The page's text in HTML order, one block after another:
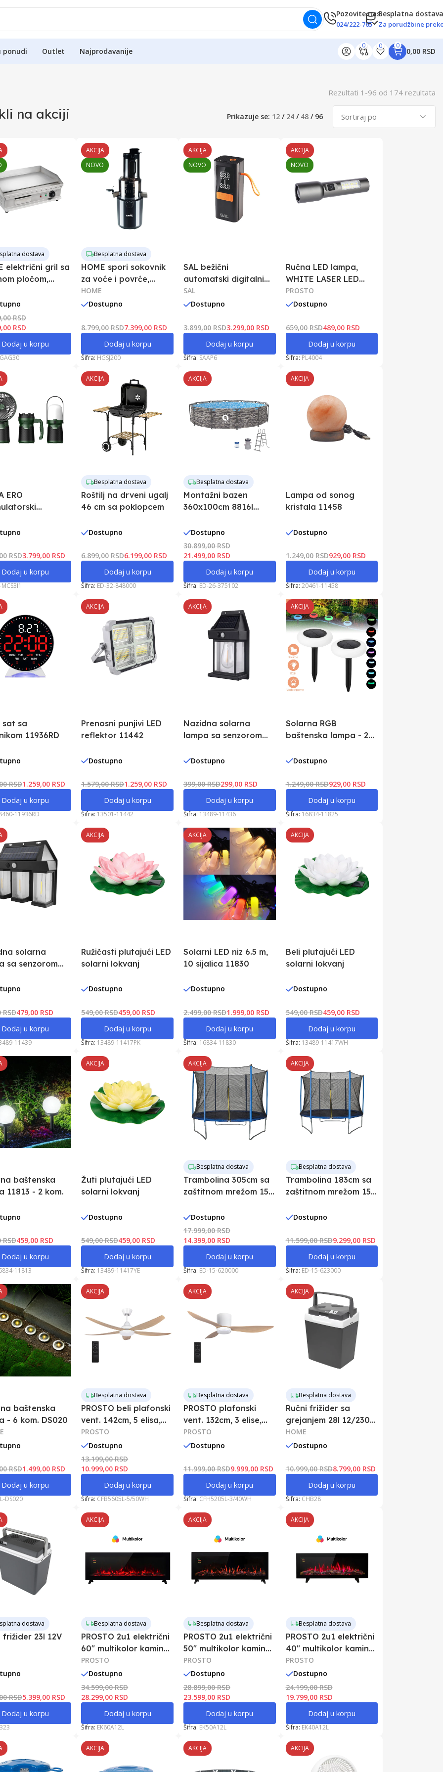
Pozovite nas
024/222-765
Besplatna
Za porudžbine
ponudi Outlet Najprodavanije
0 0 0
0,00 RSD
Rezultati 1 -96 od 174 rezultata
na akciji Prikazuje se: 12 / 24 / 48 / 96
dostava
električni gril sa
pločom,
53.8x29.7 cm
RSD
RSD
Dodaj u korpu
AKCIJA
NOVO
Besplatna dostava
HOME spori sokovnik
za voće i povrće,
200W, 800 ml
HOME
Dostupno
8.799,00 RSD7.399,00 RSD
Dodaj u korpu
Šifra: HGSJ200
AKCIJA
NOVO
SAL bežični
automatski digitalni
kompresor 3u1 sa LED
lampom, 150 PSI
SAL
Dostupno
3.899,00 RSD3.299,00 RSD
Dodaj u korpu
Šifra: SAAP6
AKCIJA
NOVO
Ručna LED lampa,
WHITE LASER LED
1200mAh
PROSTO
Dostupno
659,00 RSD489,00 RSD
Dodaj u korpu
Šifra: PL4004
ERO
set,
RSD3.799,00 RSD
Dodaj u korpu
MCS3I1
AKCIJA
Besplatna dostava
Roštilj na drveni ugalj
46 cm sa poklopcem
Dostupno
6.899,00 RSD6.199,00 RSD
Dodaj u korpu
Šifra: ED-32-848000
AKCIJA
Besplatna dostava
Montažni bazen
360x100cm 8816l
Dostupno
30.899,00 RSD
21.499,00 RSD
Dodaj u korpu
Šifra: ED-26-375102
AKCIJA
Lampa od sonog
kristala 11458
Dostupno
1.249,00 RSD929,00 RSD
Dodaj u korpu
Šifra: 20461-11458
sat sa
11936RD
RSD1.259,00 RSD
Dodaj u korpu
11936RD
AKCIJA
Prenosni punjivi LED
reflektor 11442
Dostupno
1.579,00 RSD1.259,00 RSD
Dodaj u korpu
Šifra: 13501-11442
AKCIJA
Nazidna solarna
lampa sa senzorom
Dostupno
399,00 RSD299,00 RSD
Dodaj u korpu
Šifra: 13489-11436
AKCIJA
Solarna RGB
baštenska lampa - 2
Dostupno
1.249,00 RSD929,00 RSD
Dodaj u korpu
Šifra: 16834-11825
solarna
sa senzorom
479,00 RSD
Dodaj u korpu
11439
AKCIJA
Ružičasti plutajući LED
solarni lokvanj
Dostupno
549,00 RSD459,00 RSD
Dodaj u korpu
Šifra: 13489-11417PK
AKCIJA
Solarni LED niz 6.5 m,
10 sijalica 11830
Dostupno
2.499,00 RSD1.999,00 RSD
Dodaj u korpu
Šifra: 16834-11830
AKCIJA
Beli plutajući LED
solarni lokvanj
Dostupno
549,00 RSD459,00 RSD
Dodaj u korpu
Šifra: 13489-11417WH
baštenska
11813 - 2 kom.
459,00 RSD
Dodaj u korpu
11813
AKCIJA
Žuti plutajući LED
solarni lokvanj
Dostupno
549,00 RSD459,00 RSD
Dodaj u korpu
Šifra: 13489-11417YE
AKCIJA
Besplatna dostava
Trambolina 305cm sa
zaštitnom mrežom 15-
Dostupno
17.999,00 RSD
14.399,00 RSD
Dodaj u korpu
Šifra: ED-15-620000
AKCIJA
Besplatna dostava
Trambolina 183cm sa
zaštitnom mrežom 15-
Dostupno
11.599,00 RSD9.299,00 RSD
Dodaj u korpu
Šifra: ED-15-623000
baštenska
- 6 kom. DS020
RSD1.499,00 RSD
Dodaj u korpu
DS020
AKCIJA
Besplatna dostava
PROSTO beli plafonski
vent. 142cm, 5 elisa,
LED
PROSTO
Dostupno
13.199,00 RSD
10.999,00 RSD
Dodaj u korpu
Šifra: CFB5605L-5/50WH
AKCIJA
Besplatna dostava
PROSTO plafonski
vent. 132cm, 3 elise,
LED svetlo
PROSTO
Dostupno
11.999,00 RSD9.999,00 RSD
Dodaj u korpu
Šifra: CFH5205L-3/40WH
AKCIJA
Besplatna dostava
Ručni frižider sa
grejanjem 28l 12/230V
48-60W
HOME
Dostupno
10.999,00 RSD8.799,00 RSD
Dodaj u korpu
Šifra: CHB28
dostava
frižider 23l 12V
RSD5.399,00 RSD
Dodaj u korpu
AKCIJA
Besplatna dostava
PROSTO 2u1 električni
60" multikolor kamin
2000W
PROSTO
Dostupno
34.599,00 RSD
28.299,00 RSD
Dodaj u korpu
Šifra: EK60A12L
AKCIJA
Besplatna dostava
PROSTO 2u1 električni
50" multikolor kamin
2000W
PROSTO
Dostupno
28.899,00 RSD
23.599,00 RSD
Dodaj u korpu
Šifra: EK50A12L
AKCIJA
Besplatna dostava
PROSTO 2u1 električni
40" multikolor kamin
2000W
PROSTO
Dostupno
24.199,00 RSD
19.799,00 RSD
Dodaj u korpu
Šifra: EK40A12L
AKCIJA AKCIJA AKCIJA